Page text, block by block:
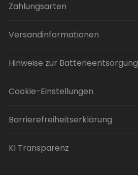
Zahlungsarten
Versandinformationen
Hinweise zur Batterieentsorgung
Cookie-Einstellungen
Barrierefreiheitserklärung
KI Transparenz